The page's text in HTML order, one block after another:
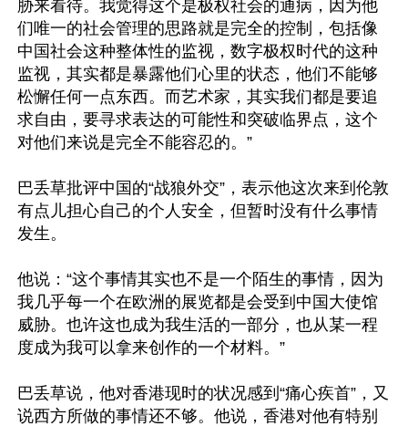
胁来看待。我觉得这个是极权社会的通病，因为他
们唯一的社会管理的思路就是完全的控制，包括像
中国社会这种整体性的监视，数字极权时代的这种
监视，其实都是暴露他们心里的状态，他们不能够
松懈任何一点东西。而艺术家，其实我们都是要追
求自由，要寻求表达的可能性和突破临界点，这个
对他们来说是完全不能容忍的。”
巴丢草批评中国的“战狼外交”，表示他这次来到伦敦
有点儿担心自己的个人安全，但暂时没有什么事情
发生。
他说：“这个事情其实也不是一个陌生的事情，因为
我几乎每一个在欧洲的展览都是会受到中国大使馆
威胁。也许这也成为我生活的一部分，也从某一程
度成为我可以拿来创作的一个材料。”
巴丢草说，他对香港现时的状况感到“痛心疾首”，又
说西方所做的事情还不够。他说，香港对他有特别